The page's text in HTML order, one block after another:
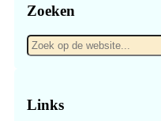
Zoeken
Zoek
op
Links